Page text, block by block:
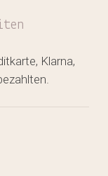
Klarna,